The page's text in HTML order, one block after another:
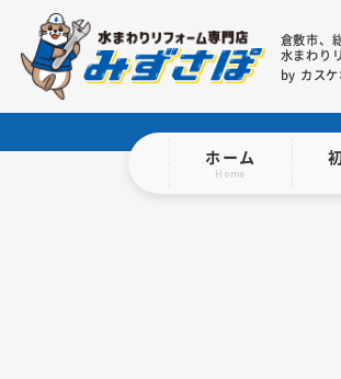
倉敷市、
水まわり
by カス
ホーム
Home